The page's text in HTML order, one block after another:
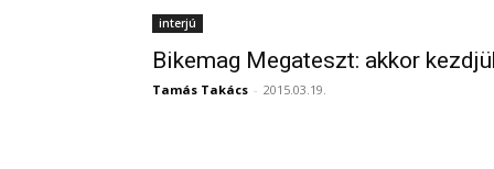
interjú
Bikemag Megateszt: akkor
Tamás Takács - 2015.03.19.